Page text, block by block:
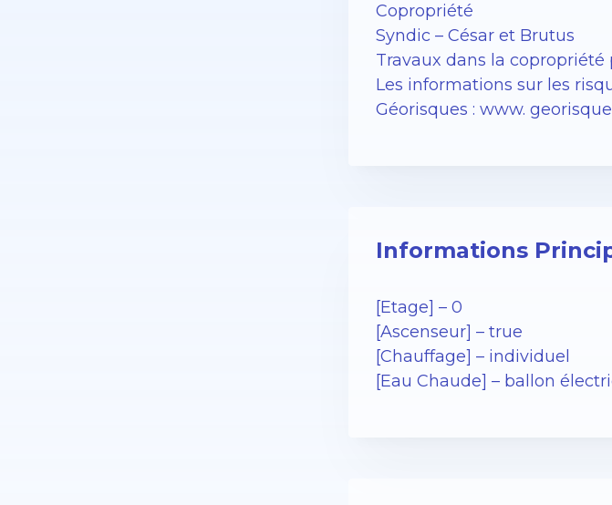
Copropriété
Syndic – César et Brutus
Travaux dans la copropriété
Les informations sur les
Géorisques : www.
Informations
[Etage] – 0
[Ascenseur] – true
[Chauffage] – individuel
[Eau Chaude] – ballon